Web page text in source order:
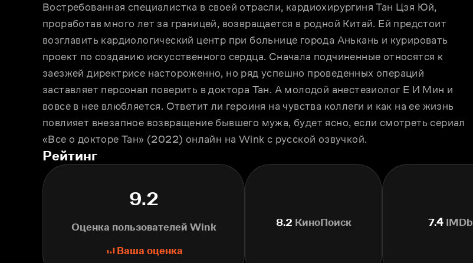
Востребованная специалистка в своей отрасли, кардиохирургиня Тан Цзя Юй,
проработав много лет за границей, возвращается в родной Китай. Ей предстоит
возглавить кардиологический центр при больнице города Анькань и курировать
проект по созданию искусственного сердца. Сначала подчиненные относятся к
заезжей директрисе настороженно, но ряд успешно проведенных операций
заставляет персонал поверить в доктора Тан. А молодой анестезиолог Е И Мин и
вовсе в нее влюбляется. Ответит ли героиня на чувства коллеги и как на ее жизнь
повлияет внезапное возвращение бывшего мужа, будет ясно, если смотреть сериал
«Все о докторе Тан» (2022) онлайн на Wink с русской озвучкой.
Рейтинг
9.2
Оценка пользователей Wink
Ваша оценка
8.2 КиноПоиск 7.4 IMDb